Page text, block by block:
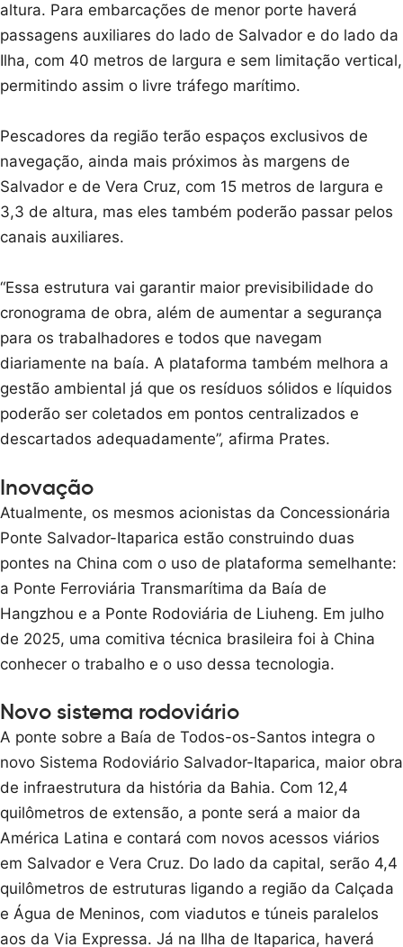
altura. Para embarcações de menor porte haverá
passagens auxiliares do lado de Salvador e do lado da
Ilha, com 40 metros de largura e sem limitação vertical,
permitindo assim o livre tráfego marítimo.
Pescadores da região terão espaços exclusivos de
navegação, ainda mais próximos às margens de
Salvador e de Vera Cruz, com 15 metros de largura e
3,3 de altura, mas eles também poderão passar pelos
canais auxiliares.
“Essa estrutura vai garantir maior previsibilidade do
cronograma de obra, além de aumentar a segurança
para os trabalhadores e todos que navegam
diariamente na baía. A plataforma também melhora a
gestão ambiental já que os resíduos sólidos e líquidos
poderão ser coletados em pontos centralizados e
descartados adequadamente”, afirma Prates.
Inovação
Atualmente, os mesmos acionistas da Concessionária
Ponte Salvador-Itaparica estão construindo duas
pontes na China com o uso de plataforma semelhante:
a Ponte Ferroviária Transmarítima da Baía de
Hangzhou e a Ponte Rodoviária de Liuheng. Em julho
de 2025, uma comitiva técnica brasileira foi à China
conhecer o trabalho e o uso dessa tecnologia.
Novo sistema rodoviário
A ponte sobre a Baía de Todos-os-Santos integra o
novo Sistema Rodoviário Salvador-Itaparica, maior obra
de infraestrutura da história da Bahia. Com 12,4
quilômetros de extensão, a ponte será a maior da
América Latina e contará com novos acessos viários
em Salvador e Vera Cruz. Do lado da capital, serão 4,4
quilômetros de estruturas ligando a região da Calçada
e Água de Meninos, com viadutos e túneis paralelos
aos da Via Expressa. Já na Ilha de Itaparica, haverá